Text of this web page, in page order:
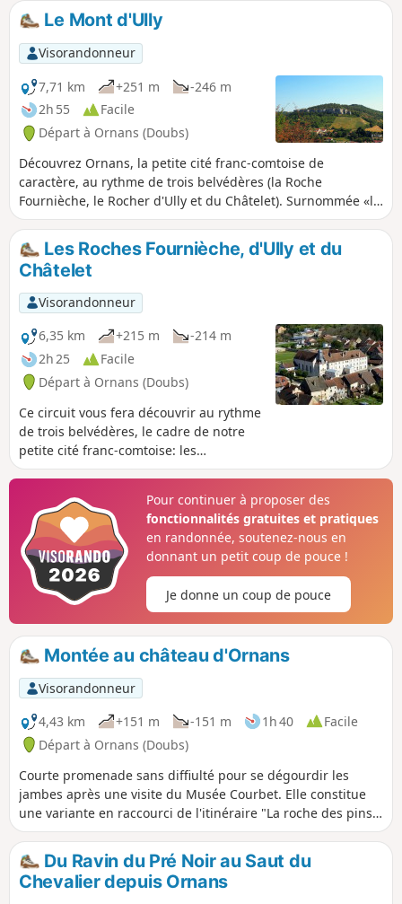
Le Mont d'Ully
Visorandonneur
7,71 km
+251 m
-246 m
2h 55
Facile
Départ à Ornans (Doubs)
Découvrez Ornans, la petite cité franc-comtoise de
caractère, au rythme de trois belvédères (la Roche
Fournièche, le Rocher d'Ully et du Châtelet). Surnommée «la
petite Venise comtoise», elle vous charmera par ses
maisons sur la Loue, ses ponts, source d'inspiration pour le
grand Gustave Courbet.
Les Roches Fournièche, d'Ully et du
Châtelet
Visorandonneur
6,35 km
+215 m
-214 m
2h 25
Facile
Départ à Ornans (Doubs)
Ce circuit vous fera découvrir au rythme
de trois belvédères, le cadre de notre
petite cité franc-comtoise: les
belvédères de Roche Fournièche, du
Pour continuer à proposer des
fonctionnalités gratuites et pratiques
en randonnée, soutenez-nous en
donnant un petit coup de pouce !
Je donne un coup de pouce
Montée au château d'Ornans
Visorandonneur
4,43 km
+151 m -151 m 1h 40
Facile
Départ à Ornans (Doubs)
Courte promenade sans diffiulté pour se dégourdir les
jambes après une visite du Musée Courbet. Elle constitue
une variante en raccourci de l'itinéraire "La roche des pins"
disponible dans Visorando.
Du Ravin du Pré Noir au Saut du
Chevalier depuis Ornans